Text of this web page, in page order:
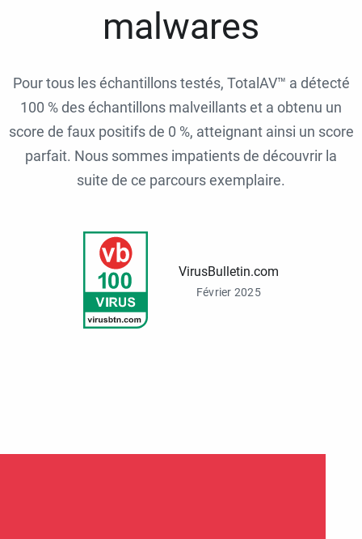
malwares
Pour tous les échantillons testés, TotalAV™ a détecté
100 % des échantillons malveillants et a obtenu un
score de faux positifs de 0 %, atteignant ainsi un score
parfait. Nous sommes impatients de découvrir la
suite de ce parcours exemplaire.
VirusBulletin.com
Février 2025